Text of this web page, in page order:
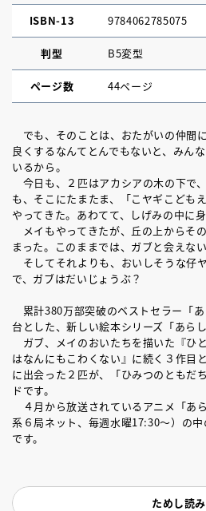
ISBN-13 9784062785075
判型 B5変型
ページ数 44ページ
でも、そのことは、おたがいの仲間
良くするなんてとんでもないと、みん
いるから。
今日も、２匹はアカシアの木の下で
も、そこにたまたま、「こヤギこども
やってきた。あわてて、しげみの中に
メイもやってきたが、丘の上からそ
まった。このままでは、ガブと会えな
そしてそれよりも、おいしそうな仔
で、ガブはだいじょうぶ？
累計380万部突破のベストセラー「
台とした、新しい絵本シリーズ「あら
ガブ、メイのおいたちを描いた『ひ
はなんにもこわくない』に続く３作目
に出会った２匹が、「ひみつのともだ
ドです。
４月から放送されているアニメ「あ
系６局ネット、毎週水曜17:30～）の
です。
ためし読み